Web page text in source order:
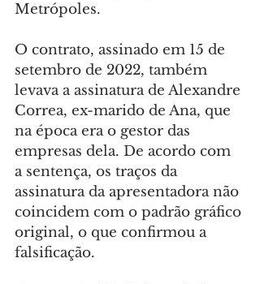
Metrópoles.
O contrato, assinado em 15 de
setembro de 2022, também
levava a assinatura de Alexandre
Correa, ex-marido de Ana, que
na época era o gestor das
empresas dela. De acordo com
a sentença, os traços da
assinatura da apresentadora não
coincidem com o padrão gráfico
original, o que confirmou a
falsificação.